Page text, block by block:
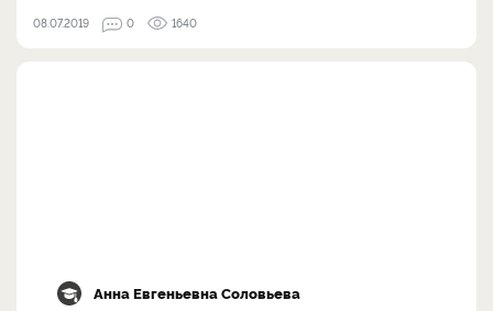
08.07.2019 0 1640
Анна Евгеньевна Соловьева